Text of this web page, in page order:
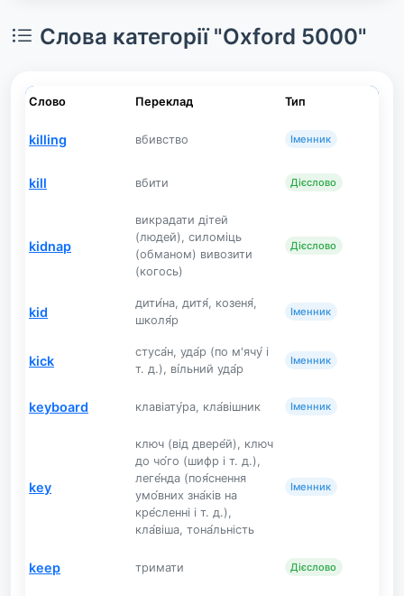
Слова категорії "Oxford 5000"
Слово Переклад Тип
killing вбивство Іменник
kill вбити Дієслово
kidnap
викрадати дітей
(людей), силоміць
(обманом) вивозити
(когось)
Дієслово
kid
дити́на, дитя́, козеня́,
школя́р
Іменник
kick
стуса́н, уда́р (по м'ячу́ і
т. д.), ві́льний уда́р
Іменник
keyboard клавіату́ра, кла́вішник Іменник
key
ключ (від двере́й), ключ
до чо́го (шифр і т. д.),
леге́нда (поя́снення
умо́вних зна́ків на
кре́сленні і т. д.),
кла́віша, тона́льність
Іменник
keep тримати Дієслово